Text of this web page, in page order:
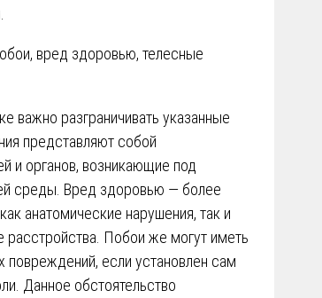
вред здоровью, телесные
важно разграничивать указанные
представляют собой
и органов, возникающие под
среды. Вред здоровью — более
анатомические нарушения, так и
Побои же могут иметь
повреждений, если установлен сам
Данное обстоятельство